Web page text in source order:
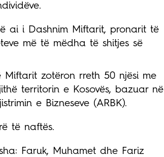
ai i Dashnim Miftarit, pronarit të
më të mëdha të shitjes së
Miftarit zotëron rreth 50 njësi me
territorin e Kosovës, bazuar në
e Bizneseve (ARBK).
të naftës.
Faruk, Muhamet dhe Fariz